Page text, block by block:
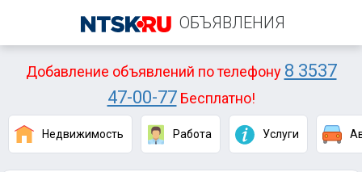
ОБЪЯВЛЕНИЯ
Добавление объявлений по телефону 8 3537
47-00-77Бесплатно!
Недвижимость Работа Услуги